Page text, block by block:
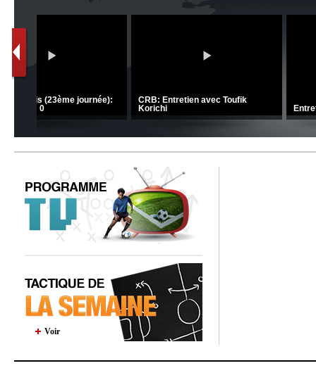
CRB: Entretien avec Toufik
Ligue 1 Mobilis (23ème journée):
Voir